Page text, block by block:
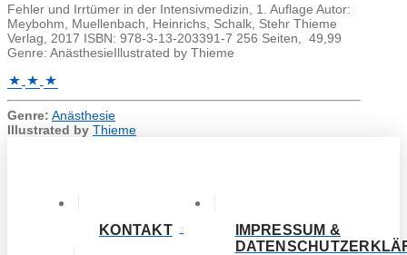
Fehler und Irrtümer in der Intensivmedizin, 1. Auflage Autor:
Meybohm, Muellenbach, Heinrichs, Schalk, Stehr Thieme
Verlag, 2017 ISBN: 978-3-13-203391-7 256 Seiten, 49,99
Genre: AnästhesieIllustrated by Thieme
Genre: Anästhesie
Illustrated by Thieme
KONTAKT
IMPRESSUM &